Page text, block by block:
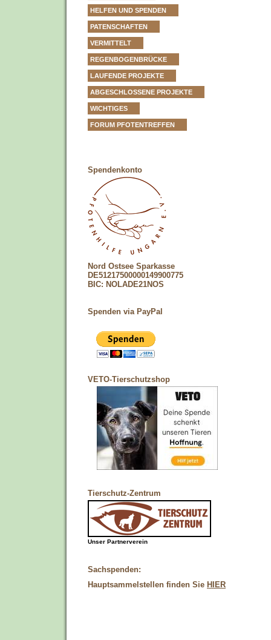
HELFEN UND SPENDEN
PATENSCHAFTEN
VERMITTELT
REGENBOGENBRÜCKE
LAUFENDE PROJEKTE
ABGESCHLOSSENE PROJEKTE
WICHTIGES
FORUM PFOTENTREFFEN
Spendenkonto
Nord Ostsee Sparkasse
DE51217500000149900775
BIC: NOLADE21NOS
Spenden via PayPal
VETO-Tierschutzshop
Tierschutz-Zentrum
Unser Partnerverein
Sachspenden:
Hauptsammelstellen finden Sie HIER